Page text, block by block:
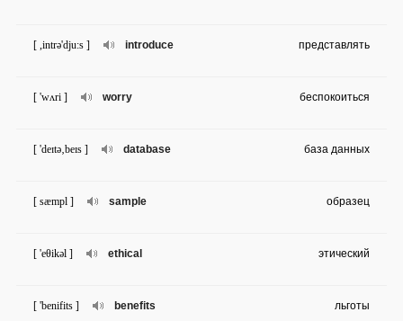
introduce
[ ,intrə'dju:s ] представлять
worry
[ 'wʌri ] беспокоиться
database
[ 'deɪtə‚beɪs ] база данных
sample
[ sæmpl ] образец
ethical
[ 'eθikəl ] этический
benefits
[ 'benifits ] льготы